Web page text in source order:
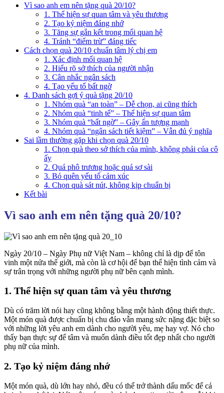
Vì sao anh em nên tặng quà 20/10?
1. Thể hiện sự quan tâm và yêu thương
2. Tạo kỷ niệm đáng nhớ
3. Tăng sự gắn kết trong mối quan hệ
4. Tránh “điểm trừ” đáng tiếc
Cách chọn quà 20/10 chuẩn tâm lý chị em
1. Xác định mối quan hệ
2. Hiểu rõ sở thích của người nhận
3. Cân nhắc ngân sách
4. Tạo yếu tố bất ngờ
4. Danh sách gợi ý quà tặng 20/10
1. Nhóm quà “an toàn” – Dễ chọn, ai cũng thích
2. Nhóm quà “tinh tế” – Thể hiện sự quan tâm
3. Nhóm quà “bất ngờ” – Gây ấn tượng mạnh
4. Nhóm quà “ngân sách tiết kiệm” – Vẫn đủ ý nghĩa
Sai lầm thường gặp khi chọn quà 20/10
1. Chọn quà theo sở thích của mình, không phải của cô
ấy
2. Quá phô trương hoặc quá sơ sài
3. Bỏ quên yếu tố cảm xúc
4. Chọn quà sát nút, không kịp chuẩn bị
Kết bài
Vì sao anh em nên tặng quà 20/10?
Ngày 20/10 – Ngày Phụ nữ Việt Nam – không chỉ là dịp để tôn
vinh một nửa thế giới, mà còn là cơ hội để bạn thể hiện tình cảm và
sự trân trọng với những người phụ nữ bên cạnh mình.
1. Thể hiện sự quan tâm và yêu thương
Dù có trăm lời nói hay cũng không bằng một hành động thiết thực.
Một món quà được chuẩn bị chu đáo vẫn mang sức nặng đặc biệt so
với những lời yêu anh em dành cho người yêu, mẹ hay vợ. Nó cho
thấy bạn thực sự để tâm và muốn dành điều tốt đẹp nhất cho người
phụ nữ của mình.
2. Tạo kỷ niệm đáng nhớ
Một món quà, dù lớn hay nhỏ, đều có thể trở thành dấu mốc để cả